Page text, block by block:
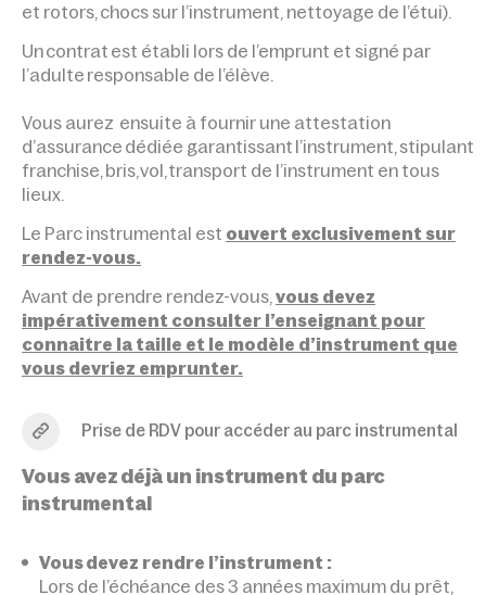
et rotors, chocs sur l’instrument, nettoyage de l’étui).
Un contrat est établi lors de l’emprunt et signé par
l’adulte responsable de l’élève.
Vous aurez ensuite à fournir une attestation
d’assurance dédiée garantissant l’instrument, stipulant
franchise, bris, vol, transport de l’instrument en tous
lieux.
Le Parc instrumental est ouvert exclusivement sur
rendez-vous.
Avant de prendre rendez-vous, vous devez
impérativement consulter l’enseignant pour
connaitre la taille et le modèle d’instrument que
vous devriez emprunter.
Prise de RDV pour accéder au parc instrumental
Vous avez déjà un instrument du parc
instrumental
Vous devez rendre l’instrument :
Lors de l’échéance des 3 années maximum du prêt,